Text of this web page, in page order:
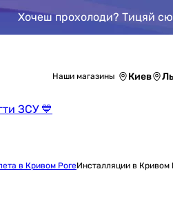
Хочеш прохолоди? Тицяй
ЗСУ 💙
Наши магазины Киев
в Кривом РогеИнсталляции в Кривом